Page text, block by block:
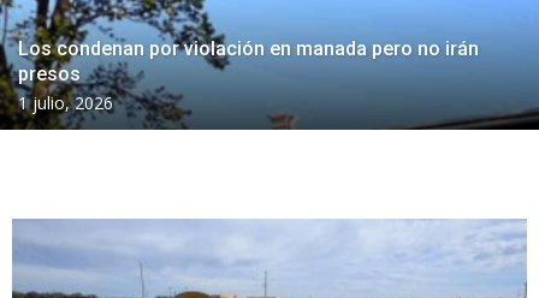
Los condenan por violación en manada pero no irán
presos
1 julio, 2026